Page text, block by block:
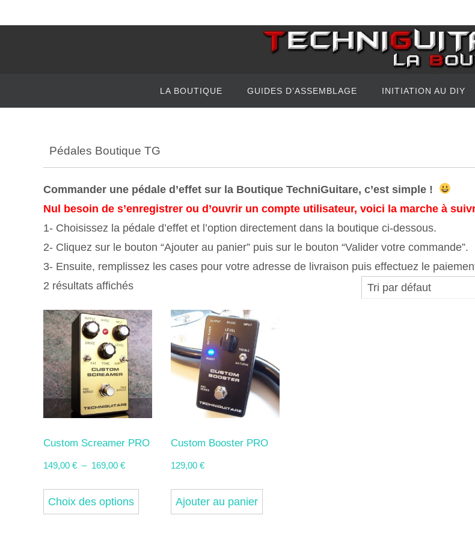
vers
le
LA BOUTIQUE GUIDES D’ASSEMBLAGE INITIATION AU DIY
Pédales Boutique TG
Commander une pédale d’effet sur la Boutique TechniGuitare, c’est simple !
Nul besoin de s’enregistrer ou d’ouvrir un compte utilisateur, voici la marche à
1- Choisissez la pédale d’effet et l’option directement dans la boutique ci-dessous.
2- Cliquez sur le bouton “Ajouter au panier” puis sur le bouton “Valider votre commande”.
3- Ensuite, remplissez les cases pour votre adresse de livraison puis effectuez le
2 résultats affichés
Custom Screamer PRO
149,00 € – 169,00 €Plage
prix :
149,00 €
Choix des options
Ce
Custom Booster PRO
129,00 €
Ajouter au panier